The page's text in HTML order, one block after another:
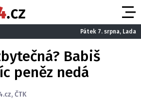
Pátek 7. srpna, Lada
Babiš
peněz nedá
, ČTK